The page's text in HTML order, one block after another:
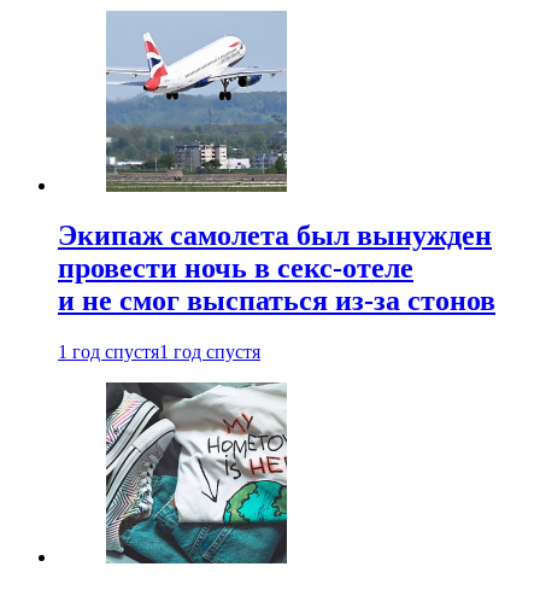
Экипаж самолета был вынужден
провести ночь в секс-отеле
и не смог выспаться из-за стонов
1 год спустя1 год спустя